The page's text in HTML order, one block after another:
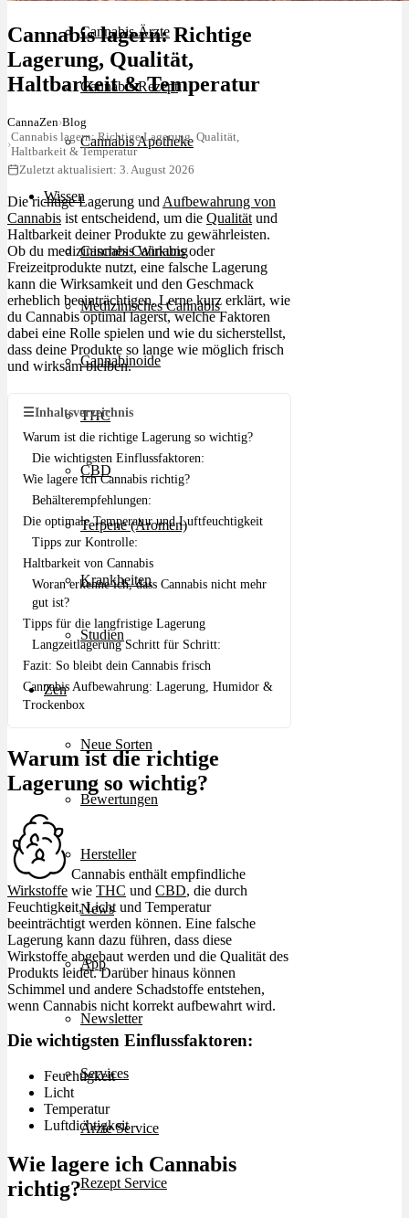
Cannabis Ärzte
Cannabis Rezept
Cannabis Apotheke
Wissen
Cannabis Wirkung
Medizinisches Cannabis
Cannabinoide
THC
CBD
Terpene (Aromen)
Krankheiten
Studien
Zen
Neue Sorten
Bewertungen
Hersteller
News
App
Newsletter
Services
Ärzte Service
Rezept Service
Cannabis lagern: Richtige
Lagerung, Qualität,
Haltbarkeit & Temperatur
CannaZen›Blog
›
Cannabis lagern: Richtige Lagerung, Qualität,
Haltbarkeit & Temperatur
Zuletzt aktualisiert: 3. August 2026
Die richtige Lagerung und Aufbewahrung von
Cannabis ist entscheidend, um die Qualität und
Haltbarkeit deiner Produkte zu gewährleisten.
Ob du medizinischesCannabisoder
Freizeitprodukte nutzt, eine falsche Lagerung
kann die Wirksamkeit und den Geschmack
erheblich beeinträchtigen. Lerne kurz erklärt, wie
du Cannabis optimal lagerst, welche Faktoren
dabei eine Rolle spielen und wie du sicherstellst,
dass deine Produkte so lange wie möglich frisch
und wirksam bleiben.
☰Inhaltsverzeichnis
Warum ist die richtige Lagerung so wichtig?
Die wichtigsten Einflussfaktoren:
Wie lagere ich Cannabis richtig?
Behälterempfehlungen:
Die optimale Temperatur und Luftfeuchtigkeit
Tipps zur Kontrolle:
Haltbarkeit von Cannabis
Woran erkenne ich, dass Cannabis nicht mehr
gut ist?
Tipps für die langfristige Lagerung
Langzeitlagerung Schritt für Schritt:
Fazit: So bleibt dein Cannabis frisch
Cannabis Aufbewahrung: Lagerung, Humidor &
Trockenbox
Warum ist die richtige
Lagerung so wichtig?
Cannabis enthält empfindliche
Wirkstoffe wie THC und CBD, die durch
Feuchtigkeit, Licht und Temperatur
beeinträchtigt werden können. Eine falsche
Lagerung kann dazu führen, dass diese
Wirkstoffe abgebaut werden und die Qualität des
Produkts leidet. Darüber hinaus können
Schimmel und andere Schadstoffe entstehen,
wenn Cannabis nicht korrekt aufbewahrt wird.
Die wichtigsten Einflussfaktoren:
Feuchtigkeit
Licht
Temperatur
Luftdichtigkeit
Wie lagere ich Cannabis
richtig?